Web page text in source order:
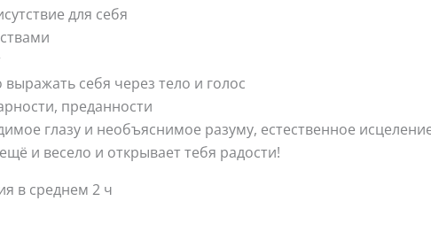
для себя
выражать себя через тело и голос
преданности
глазу и необъяснимое разуму, естественное
и весело и открывает тебя радости!
в среднем 2 ч